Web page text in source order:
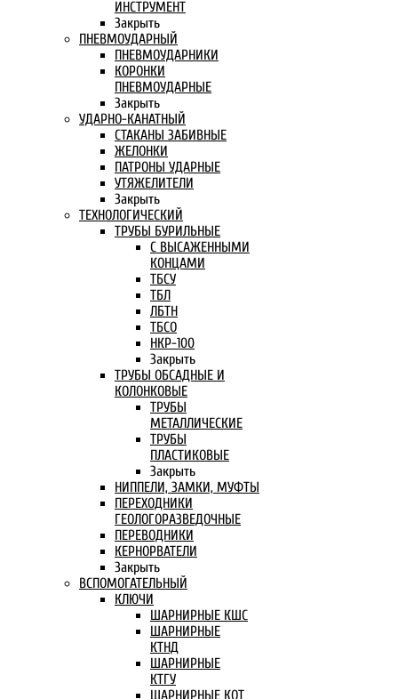
ИНСТРУМЕНТ
Закрыть
ПНЕВМОУДАРНЫЙ
ПНЕВМОУДАРНИКИ
КОРОНКИ
ПНЕВМОУДАРНЫЕ
Закрыть
УДАРНО-КАНАТНЫЙ
СТАКАНЫ ЗАБИВНЫЕ
ЖЕЛОНКИ
ПАТРОНЫ УДАРНЫЕ
УТЯЖЕЛИТЕЛИ
Закрыть
ТЕХНОЛОГИЧЕСКИЙ
ТРУБЫ БУРИЛЬНЫЕ
С ВЫСАЖЕННЫМИ
КОНЦАМИ
ТБСУ
ТБЛ
ЛБТН
ТБСО
НКР-100
Закрыть
ТРУБЫ ОБСАДНЫЕ И
КОЛОНКОВЫЕ
ТРУБЫ
МЕТАЛЛИЧЕСКИЕ
ТРУБЫ
ПЛАСТИКОВЫЕ
Закрыть
НИППЕЛИ, ЗАМКИ, МУФТЫ
ПЕРЕХОДНИКИ
ГЕОЛОГОРАЗВЕДОЧНЫЕ
ПЕРЕВОДНИКИ
КЕРНОРВАТЕЛИ
Закрыть
ВСПОМОГАТЕЛЬНЫЙ
КЛЮЧИ
ШАРНИРНЫЕ КШС
ШАРНИРНЫЕ
КТНД
ШАРНИРНЫЕ
КТГУ
ШАРНИРНЫЕ КОТ